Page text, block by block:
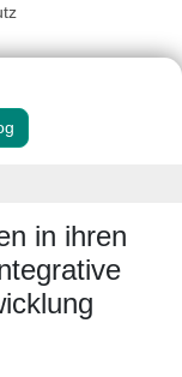
in ihren